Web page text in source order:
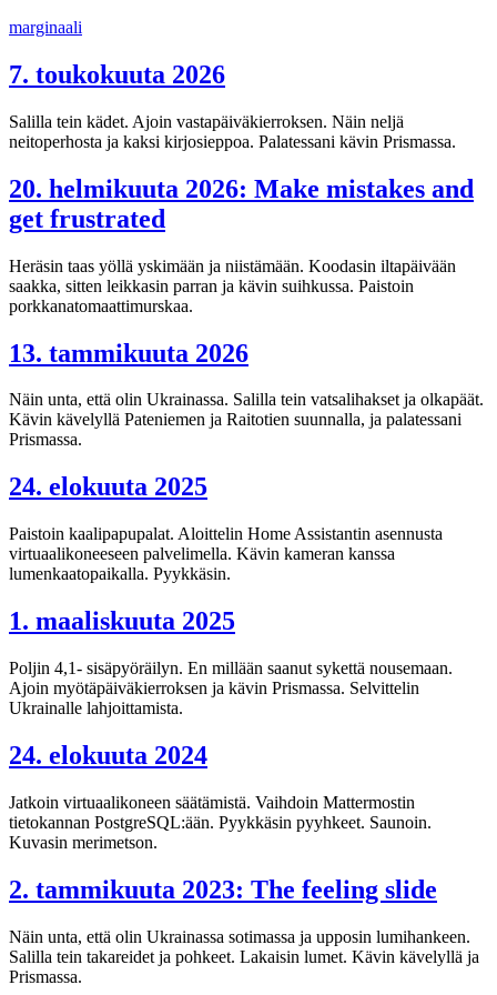
Siirry
marginaali
7. toukokuuta 2026
Salilla tein kädet. Ajoin vastapäiväkierroksen. Näin neljä
neitoperhosta ja kaksi kirjosieppoa. Palatessani kävin Prismassa.
20. helmikuuta 2026: Make mistakes and
get frustrated
Heräsin taas yöllä yskimään ja niistämään. Koodasin iltapäivään
saakka, sitten leikkasin parran ja kävin suihkussa. Paistoin
porkkanatomaattimurskaa.
13. tammikuuta 2026
Näin unta, että olin Ukrainassa. Salilla tein vatsalihakset ja olkapäät.
Kävin kävelyllä Pateniemen ja Raitotien suunnalla, ja palatessani
Prismassa.
24. elokuuta 2025
Paistoin kaalipapupalat. Aloittelin Home Assistantin asennusta
virtuaalikoneeseen palvelimella. Kävin kameran kanssa
lumenkaatopaikalla. Pyykkäsin.
1. maaliskuuta 2025
Poljin 4,1- sisäpyöräilyn. En millään saanut sykettä nousemaan.
Ajoin myötäpäiväkierroksen ja kävin Prismassa. Selvittelin
Ukrainalle lahjoittamista.
24. elokuuta 2024
Jatkoin virtuaalikoneen säätämistä. Vaihdoin Mattermostin
tietokannan PostgreSQL:ään. Pyykkäsin pyyhkeet. Saunoin.
Kuvasin merimetson.
2. tammikuuta 2023: The feeling slide
Näin unta, että olin Ukrainassa sotimassa ja upposin lumihankeen.
Salilla tein takareidet ja pohkeet. Lakaisin lumet. Kävin kävelyllä ja
Prismassa.